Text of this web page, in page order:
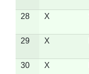
28 X
29 X
30 X